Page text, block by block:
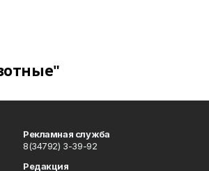
Рекламная служба
8(34792) 3-39-92
Редакция